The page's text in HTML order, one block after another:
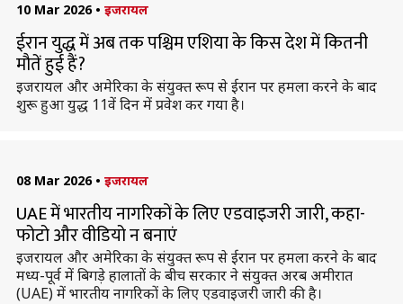
10 Mar 2026 • इजरायल
ईरान युद्ध में अब तक पश्चिम एशिया के किस देश में कितनी
मौतें हुई हैं?
इजरायल और अमेरिका के संयुक्त रूप से ईरान पर हमला करने के बाद
शुरू हुआ युद्ध 11वें दिन में प्रवेश कर गया है।
08 Mar 2026 • इजरायल
UAE में भारतीय नागरिकों के लिए एडवाइजरी जारी, कहा-
फोटो और वीडियो न बनाएं
इजरायल और अमेरिका के संयुक्त रूप से ईरान पर हमला करने के बाद
मध्य-पूर्व में बिगड़े हालातों के बीच सरकार ने संयुक्त अरब अमीरात
(UAE) में भारतीय नागरिकों के लिए एडवाइजरी जारी की है।